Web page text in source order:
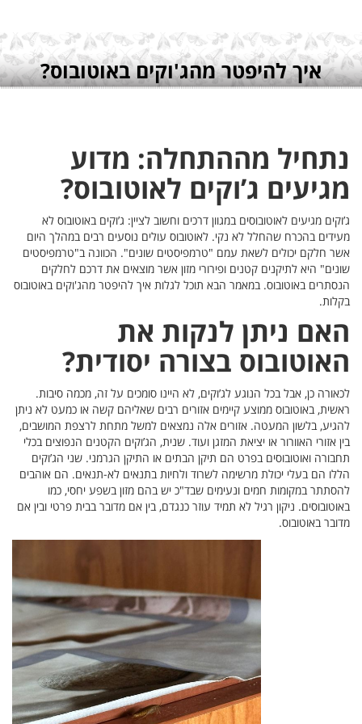
לא
היום
באוטובוס
לא ניתן
בכלי
אוהבים
ובין אם